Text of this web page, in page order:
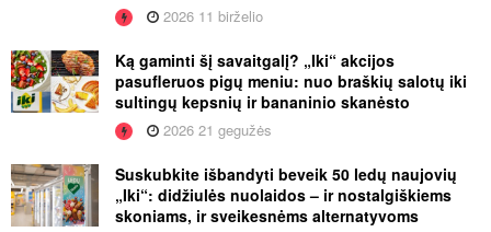
2026 11 birželio
Ką gaminti šį savaitgalį? „Iki“ akcijos
pasufleruos pigų meniu: nuo braškių salotų iki
sultingų kepsnių ir bananinio skanėsto
2026 21 gegužės
Suskubkite išbandyti beveik 50 ledų naujovių
„Iki“: didžiulės nuolaidos – ir nostalgiškiems
skoniams, ir sveikesnėms alternatyvoms